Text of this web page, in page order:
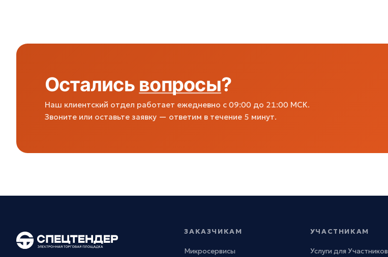
Остались вопросы?
Наш клиентский отдел работает ежедневно с 09:00 до 21:00 МСК.
Звоните или оставьте заявку — ответим в течение 5 минут.
ЗАКАЗЧИКАМ
Микросервисы
УЧАСТНИКАМ
Услуги для Участников